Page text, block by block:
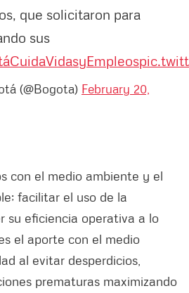
que solicitaron para
sus
(@Bogota) February 20,
con el medio ambiente y el
facilitar el uso de la
su eficiencia operativa a lo
el aporte con el medio
al evitar desperdicios,
prematuras maximizando